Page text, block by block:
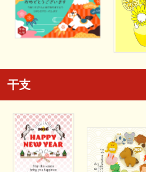
干支